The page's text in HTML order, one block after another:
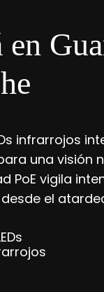
en
infrarrojos
una visión
PoE vigila
el